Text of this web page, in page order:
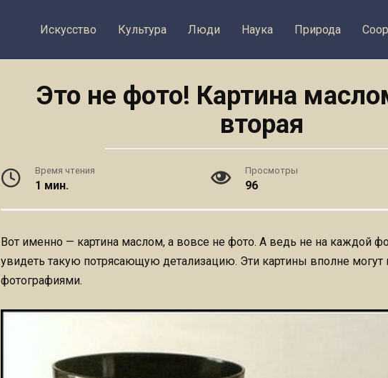
Искусство Культура Люди Наука Природа
Это не фото! Картина
вторая
Время чтения
1 мин.
Просмотры
96
Вот именно — картина маслом, а вовсе не фото. А ведь не на каждой
увидеть такую потрясающую детализацию. Эти картины вполне могут
фотографиями.